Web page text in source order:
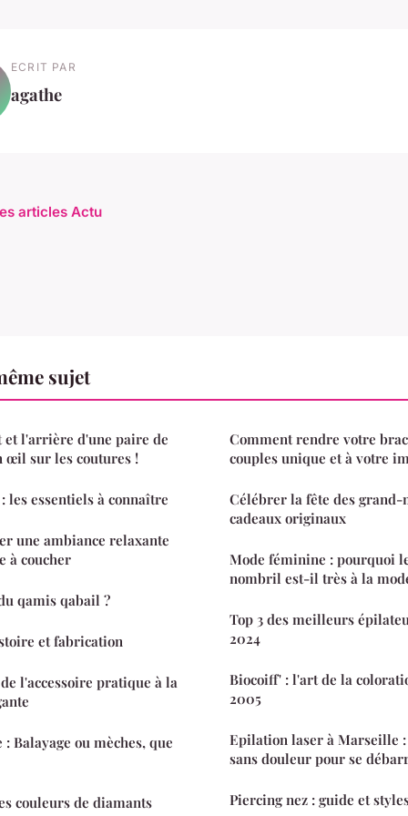
ECRIT PAR
agathe
articles Actu
sujet
et l'arrière d'une paire de
œil sur les coutures !
les essentiels à connaître
une ambiance relaxante
à coucher
qamis qabail ?
et fabrication
l'accessoire pratique à la
Balayage ou mèches, que
couleurs de diamants
Comment rendre votre
couples unique et à votre
Célébrer la fête des grand-
cadeaux originaux
Mode féminine : pourquoi
nombril est-il très à la
Top 3 des meilleurs
2024
Biocoiff' : l'art de la
2005
Epilation laser à Marseille
sans douleur pour se
Piercing nez : guide et